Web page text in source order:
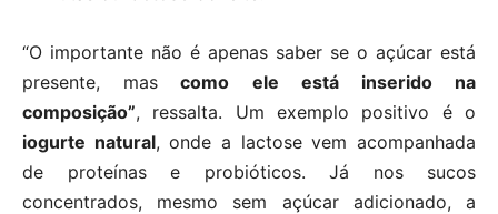
“O importante não é apenas saber se o açúcar está
presente, mas como ele está inserido na
composição”, ressalta. Um exemplo positivo é o
iogurte natural, onde a lactose vem acompanhada
de proteínas e probióticos. Já nos sucos
concentrados, mesmo sem açúcar adicionado, a